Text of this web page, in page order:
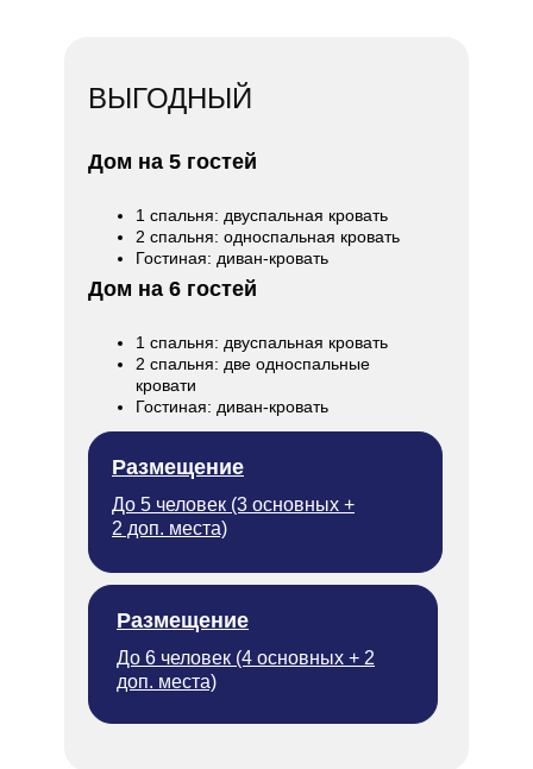
До 6 человек (4 основных + 2
доп. места)
Размещение
До 5 человек (3 основных +
2 доп. места)
Размещение
1 спальня: двуспальная кровать
2 спальня: две односпальные
кровати
Гостиная: диван-кровать
Дом на 6 гостей
Дом на 5 гостей
1 спальня: двуспальная кровать
2 спальня: односпальная кровать
Гостиная: диван-кровать
ВЫГОДНЫЙ